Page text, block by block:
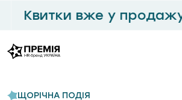
Квитки вже у продажу
ЩОРІЧНА ПОДІЯ